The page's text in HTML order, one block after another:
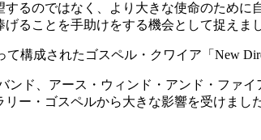
るのではなく、より大きな使命のため
ることを手助けをする機会として捉えまし
構成されたゴスペル・クワイア「New
ド、アース・ウィンド・アンド・ファ
ー・ゴスペルから大きな影響を受けまし